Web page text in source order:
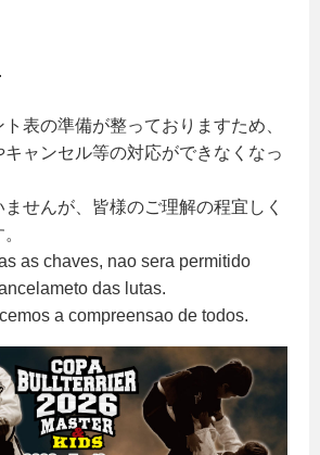
表の準備が整っておりますため、
ャンセル等の対応ができなくなっ
せんが、皆様のご理解の程宜しく
as chaves, nao sera permitido
das lutas.
a compreensao de todos.